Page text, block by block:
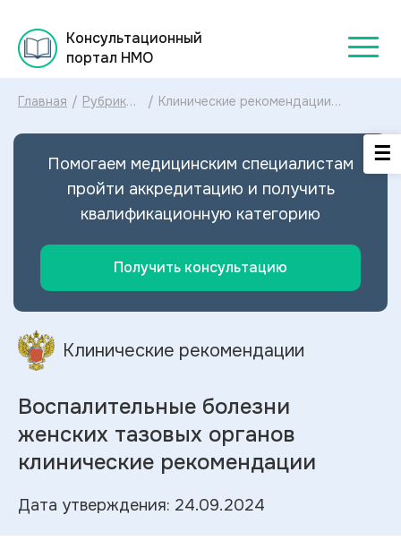
Консультационный
портал НМО
Главная / Рубрикатор
рекомендаций
/ Клинические рекомендации
тазовых органов МКБ-10:
Воспалительных болезней женских
тазовых органов 2024
Помогаем медицинским специалистам
пройти аккредитацию и получить
квалификационную категорию
Получить консультацию
Клинические рекомендации
Воспалительные болезни
женских тазовых органов
клинические рекомендации
Дата утверждения: 24.09.2024